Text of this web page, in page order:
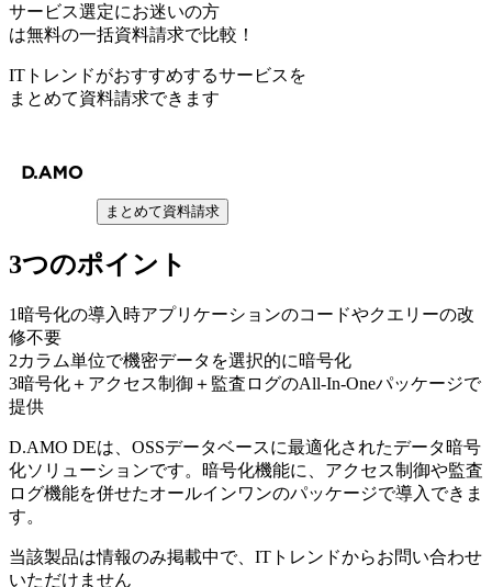
サービス選定にお迷いの方
は無料の一括資料請求で比較！
ITトレンドがおすすめするサービスを
まとめて資料請求できます
まとめて資料請求
3つのポイント
1 暗号化の導入時アプリケーションのコードやクエリーの改
修不要
2カラム単位で機密データを選択的に暗号化
3暗号化＋アクセス制御＋監査ログのAll-In-Oneパッケージで
提供
D.AMO DEは、OSSデータベースに最適化されたデータ暗号
化ソリューションです。暗号化機能に、アクセス制御や監査
ログ機能を併せたオールインワンのパッケージで導入できま
す。
当該製品は情報のみ掲載中で、ITトレンドからお問い合わせ
いただけません